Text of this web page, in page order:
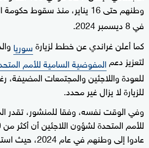
وطنهم حتى 16 يناير، منذ سقوط حكومة الرئيس
في 8 ديسمبر 2024.
كما أعلن غراندي عن خطط لزيارةسوريا
لتعزيز دعم المفوضية السامية للأمم
للعودة واللاجئين والمجتمعات المضيفة،
للزيارة لا يزال غير محدد.
وفي الوقت نفسه، وفقا للمنشور، تقدر
عادوا إلى وطنهم في عام 2024، حيث استقبلت